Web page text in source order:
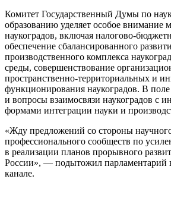
Комитет Государственный Думы по
образованию уделяет особое внимание
наукоградов, включая налогово-
обеспечение сбалансированного
производственного комплекса
среды, совершенствование
пространственно-территориальных и
функционирования наукоградов. В
и вопросы взаимосвязи наукоградов с
формами интеграции науки и
«Жду предложений со стороны
профессионального сообществ по
в реализации планов прорывного
России», — подытожил парламентарий
канале.